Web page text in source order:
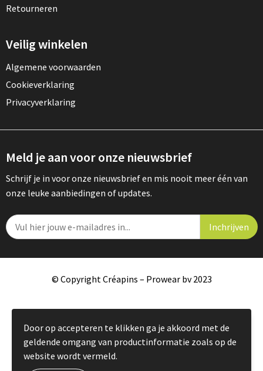
Retourneren
Veilig winkelen
Algemene voorwaarden
Cookieverklaring
Privacyverklaring
Meld je aan voor onze nieuwsbrief
Schrijf je in voor onze nieuwsbrief en mis nooit meer één van
onze leuke aanbiedingen of updates.
© Copyright Créapins – Prowear bv 2023
Door op accepteren te klikken ga je akkoord met de
geldende omgang van productinformatie zoals op de
website wordt vermeld.